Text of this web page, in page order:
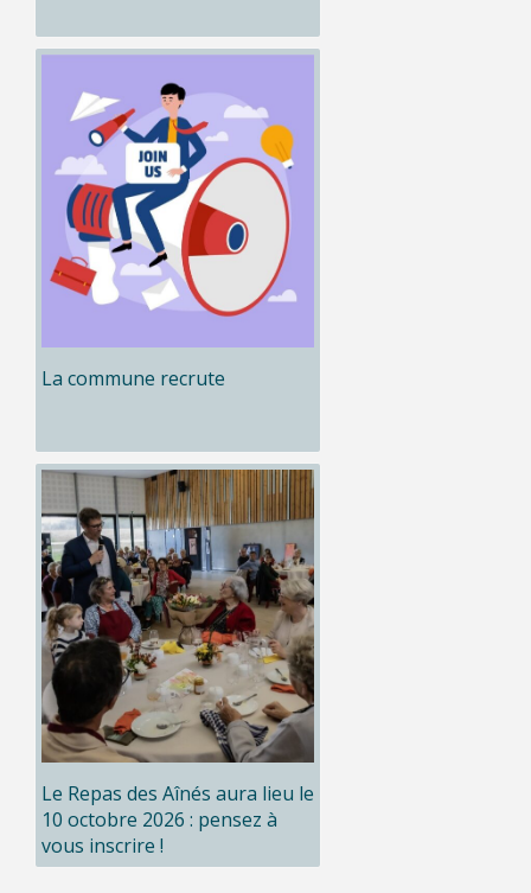
La commune recrute
Le Repas des Aînés aura lieu le
10 octobre 2026 : pensez à
vous inscrire !